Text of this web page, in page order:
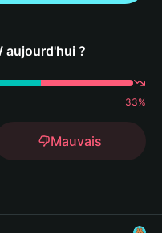
aujourd'hui ?
33%
Mauvais